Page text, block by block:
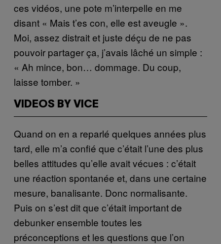
ces vidéos, une pote m’interpelle en me
disant « Mais t’es con, elle est aveugle ».
Moi, assez distrait et juste déçu de ne pas
pouvoir partager ça, j’avais lâché un simple :
« Ah mince, bon… dommage. Du coup,
laisse tomber. »
VIDEOS BY VICE
Quand on en a reparlé quelques années plus
tard, elle m’a confié que c’était l’une des plus
belles attitudes qu’elle avait vécues : c’était
une réaction spontanée et, dans une certaine
mesure, banalisante. Donc normalisante.
Puis on s’est dit que c’était important de
debunker ensemble toutes les
préconceptions et les questions que l’on